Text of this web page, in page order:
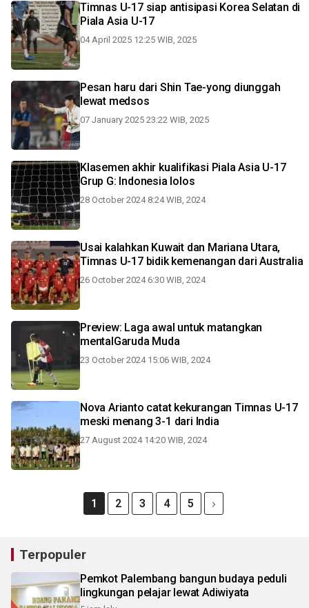
Timnas U-17 siap antisipasi Korea Selatan di
Piala Asia U-17
04 April 2025 12:25 WIB, 2025
Pesan haru dari Shin Tae-yong diunggah
lewat medsos
07 January 2025 23:22 WIB, 2025
Klasemen akhir kualifikasi Piala Asia U-17
Grup G: Indonesia lolos
28 October 2024 8:24 WIB, 2024
Usai kalahkan Kuwait dan Mariana Utara,
Timnas U-17 bidik kemenangan dari Australia
26 October 2024 6:30 WIB, 2024
Preview: Laga awal untuk matangkan
mentalGaruda Muda
23 October 2024 15:06 WIB, 2024
Nova Arianto catat kekurangan Timnas U-17
meski menang 3-1 dari India
27 August 2024 14:20 WIB, 2024
1 2 3 4 5
Terpopuler
Pemkot Palembang bangun budaya peduli
lingkungan pelajar lewat Adiwiyata